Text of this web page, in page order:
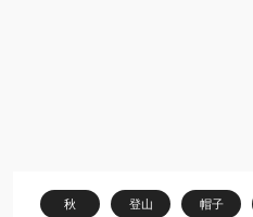
秋 登山 帽子